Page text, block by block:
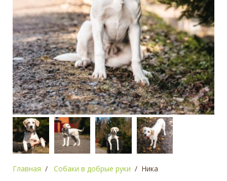
Главная Собаки в добрые руки Ника